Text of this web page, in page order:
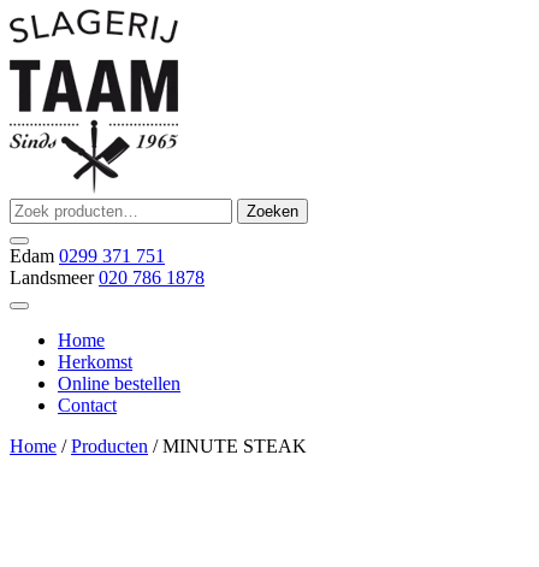
Ga
naar
de
inhoud
Slagerij Taam
slager
Zoeken
naar:
Zoeken
Edam 0299 371 751
Landsmeer 020 786 1878
Home
Herkomst
Online bestellen
Contact
Home /Producten / MINUTE STEAK